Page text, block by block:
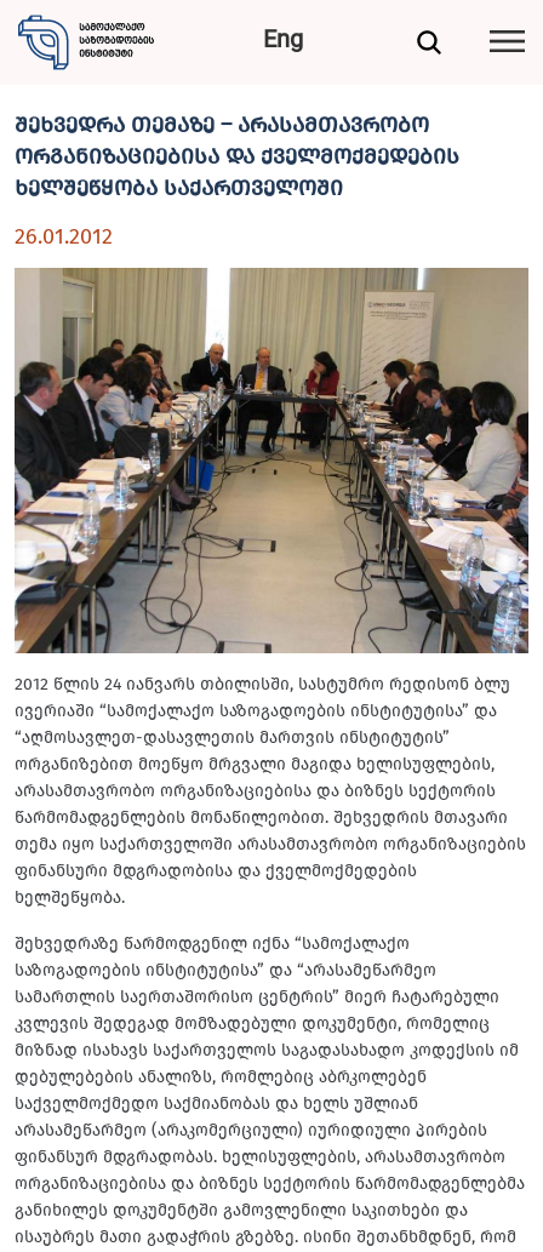
Eng
შეხვედრა თემაზე – არასამთავრობო
ორგანიზაციებისა და ქველმოქმედების
ხელშეწყობა საქართველოში
26.01.2012
2012 წლის 24 იანვარს თბილისში, სასტუმრო რედისონ ბლუ
ივერიაში “სამოქალაქო საზოგადოების ინსტიტუტისა” და
“აღმოსავლეთ-დასავლეთის მართვის ინსტიტუტის”
ორგანიზებით მოეწყო მრგვალი მაგიდა ხელისუფლების,
არასამთავრობო ორგანიზაციებისა და ბიზნეს სექტორის
წარმომადგენლების მონაწილეობით. შეხვედრის მთავარი
თემა იყო საქართველოში არასამთავრობო ორგანიზაციების
ფინანსური მდგრადობისა და ქველმოქმედების
ხელშეწყობა.
შეხვედრაზე წარმოდგენილ იქნა “სამოქალაქო
საზოგადოების ინსტიტუტისა” და “არასამეწარმეო
სამართლის საერთაშორისო ცენტრის” მიერ ჩატარებული
კვლევის შედეგად მომზადებული დოკუმენტი, რომელიც
მიზნად ისახავს საქართველოს საგადასახადო კოდექსის იმ
დებულებების ანალიზს, რომლებიც აბრკოლებენ
საქველმოქმედო საქმიანობას და ხელს უშლიან
არასამეწარმეო (არაკომერციული) იურიდიული პირების
ფინანსურ მდგრადობას. ხელისუფლების, არასამთავრობო
ორგანიზაციებისა და ბიზნეს სექტორის წარმომადგენლებმა
განიხილეს დოკუმენტში გამოვლენილი საკითხები და
ისაუბრეს მათი გადაჭრის გზებზე. ისინი შეთანხმდნენ, რომ